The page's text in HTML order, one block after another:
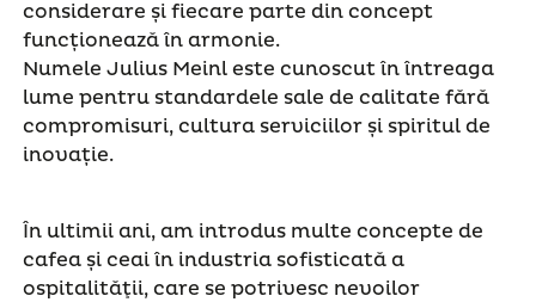
considerare și fiecare parte din concept
funcționează în armonie.
Numele Julius Meinl este cunoscut în întreaga
lume pentru standardele sale de calitate fără
compromisuri, cultura serviciilor și spiritul de
inovație.
În ultimii ani, am introdus multe concepte de
cafea și ceai în industria sofisticată a
ospitalităţii, care se potrivesc nevoilor